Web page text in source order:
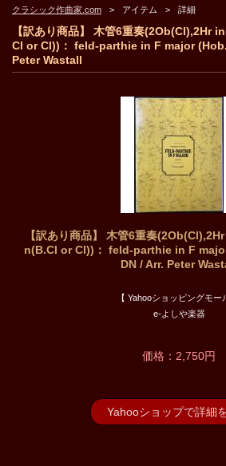
クラシック作曲家.com アイテム 詳細
【訳あり商品】 木管6重奏(2Ob(Cl),2Hr
Cl or Cl))： feld-parthie in F major
Peter Wastall
【訳あり商品】 木管6重奏
n(B.Cl or Cl))： feld-parthie in F
DN / Arr. Peter
【 Yahooショッピングモー
e-よしや楽器
価格：2,750円
Yahooショップで詳細